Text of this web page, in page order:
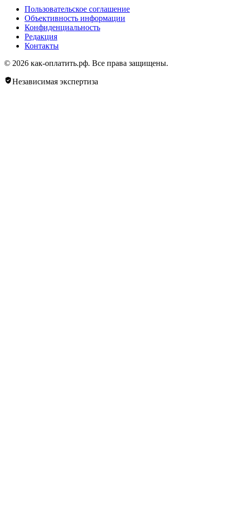
Пользовательское соглашение
Объективность информации
Конфиденциальность
Редакция
Контакты
© 2026 как-оплатить.рф. Все права защищены.
Независимая экспертиза